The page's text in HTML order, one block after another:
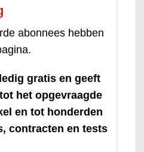
abonnees hebben
gratis en geeft
het opgevraagde
en tot honderden
contracten en tests